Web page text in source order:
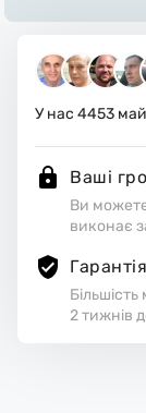
і матеріали.
робоче місце.
У нас 4453
Ваші
Ви
виконає
Гарантія
2 тижнів